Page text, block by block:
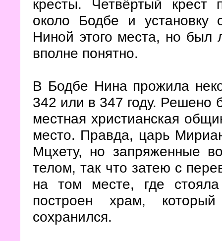
кресты. Четвёртый крест
около Бодбе и установку
Ниной этого места, но был
вполне понятно.
В Бодбе Нина прожила
342 или в 347 году. Решено
местная христианская
место. Правда, царь
Мцхету, но запряженные
телом, так что затею с
на том месте, где
построен храм,
сохранился.